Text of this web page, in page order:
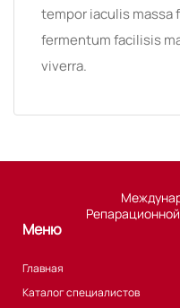
tempor iaculis massa
fermentum facilisis
viverra.
Меню
Главная
Каталог специалистов